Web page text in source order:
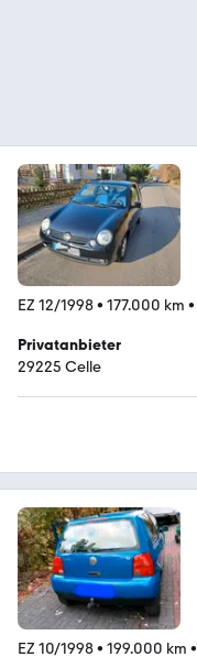
EZ 12/1998• 177.000 km •
Privatanbieter
29225 Celle
EZ 10/1998• 199.000 km •